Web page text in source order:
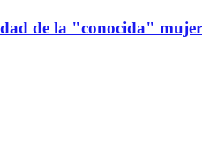
de la "conocida"